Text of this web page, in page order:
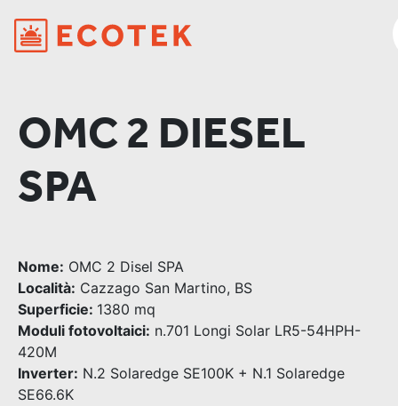
OMC 2 DIESEL
SPA
Nome: OMC 2 Disel SPA
Località: Cazzago San Martino, BS
Superficie: 1380 mq
Moduli fotovoltaici: n.701 Longi Solar LR5-54HPH-
420M
Inverter: N.2 Solaredge SE100K + N.1 Solaredge
SE66.6K